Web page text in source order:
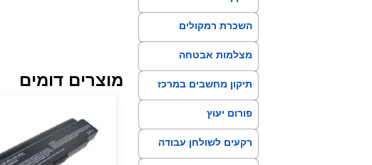
השכרת רמקולים
בירושלים
מצלמות אבטחה
תיקון מחשבים במרכז
פורום יעוץ
רקעים לשולחן עבודה
מוצרים דומים